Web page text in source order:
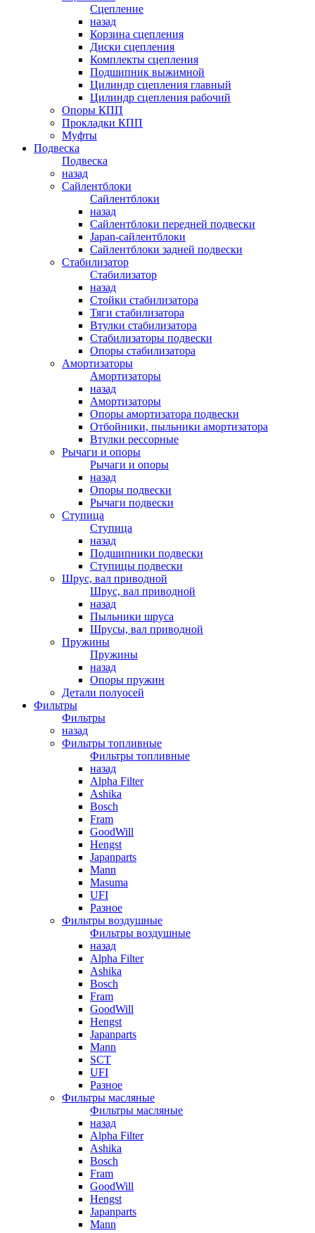
Сцепление
назад
Корзина сцепления
Диски сцепления
Комплекты сцепления
Подшипник выжимной
Цилиндр сцепления главный
Цилиндр сцепления рабочий
Опоры КПП
Прокладки КПП
Муфты
Подвеска
Подвеска
назад
Сайлентблоки
Сайлентблоки
назад
Сайлентблоки передней подвески
Japan-сайлентблоки
Сайлентблоки задней подвески
Стабилизатор
Стабилизатор
назад
Стойки стабилизатора
Тяги стабилизатора
Втулки стабилизатора
Стабилизаторы подвески
Опоры стабилизатора
Амортизаторы
Амортизаторы
назад
Амортизаторы
Опоры амортизатора подвески
Отбойники, пыльники амортизатора
Втулки рессорные
Рычаги и опоры
Рычаги и опоры
назад
Опоры подвески
Рычаги подвески
Ступица
Ступица
назад
Подшипники подвески
Ступицы подвески
Шрус, вал приводной
Шрус, вал приводной
назад
Пыльники шруса
Шрусы, вал приводной
Пружины
Пружины
назад
Опоры пружин
Детали полуосей
Фильтры
Фильтры
назад
Фильтры топливные
Фильтры топливные
назад
Alpha Filter
Ashika
Bosch
Fram
GoodWill
Hengst
Japanparts
Mann
Masuma
UFI
Разное
Фильтры воздушные
Фильтры воздушные
назад
Alpha Filter
Ashika
Bosch
Fram
GoodWill
Hengst
Japanparts
Mann
SCT
UFI
Разное
Фильтры масляные
Фильтры масляные
назад
Alpha Filter
Ashika
Bosch
Fram
GoodWill
Hengst
Japanparts
Mann